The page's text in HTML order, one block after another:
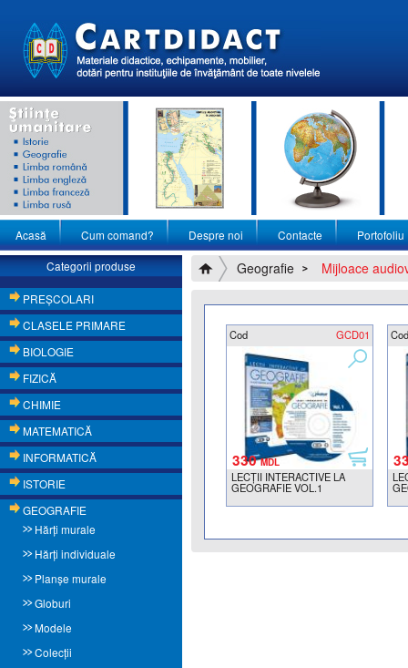
Acasă Cum comand? Despre noi Contacte
Portofoliu
Categorii produse
PREŞCOLARI
CLASELE PRIMARE
BIOLOGIE
FIZICĂ
CHIMIE
MATEMATICĂ
INFORMATICĂ
ISTORIE
GEOGRAFIE
Hărţi murale
Hărţi individuale
Planşe murale
Globuri
Modele
Colecții
Geografie Mijloace
Cod GCD01
LECŢII INTERACTIVE LA
GEOGRAFIE VOL.1
330MDL